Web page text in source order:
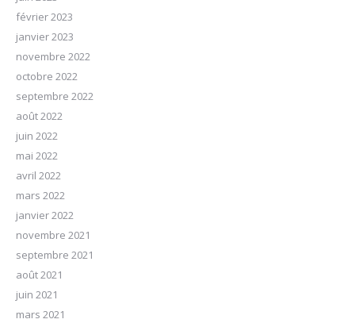
février 2023
janvier 2023
novembre 2022
octobre 2022
septembre 2022
août 2022
juin 2022
mai 2022
avril 2022
mars 2022
janvier 2022
novembre 2021
septembre 2021
août 2021
juin 2021
mars 2021